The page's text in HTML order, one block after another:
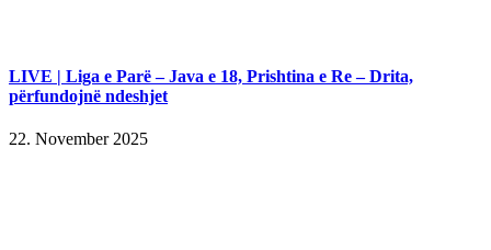
LIVE | Liga e Parë – Java e 18, Prishtina e Re – Drita,
përfundojnë ndeshjet
22. November 2025